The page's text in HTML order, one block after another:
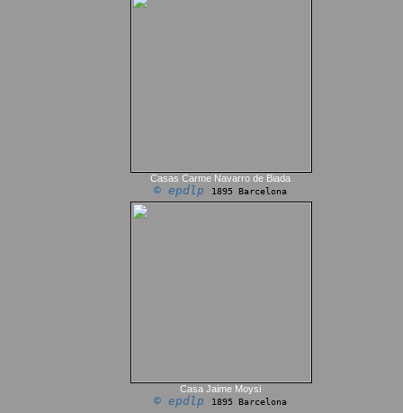
Casas Carme Navarro de Biada
© epdlp 1895 Barcelona
Casa Jaime Moysi
© epdlp 1895 Barcelona